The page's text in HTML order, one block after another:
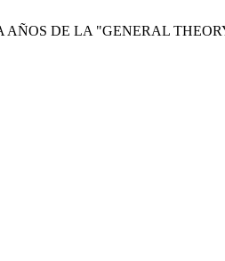
AÑOS DE LA "GENERAL